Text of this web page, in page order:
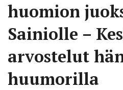
huomion
Sainiolle –
arvostelut
huumorilla